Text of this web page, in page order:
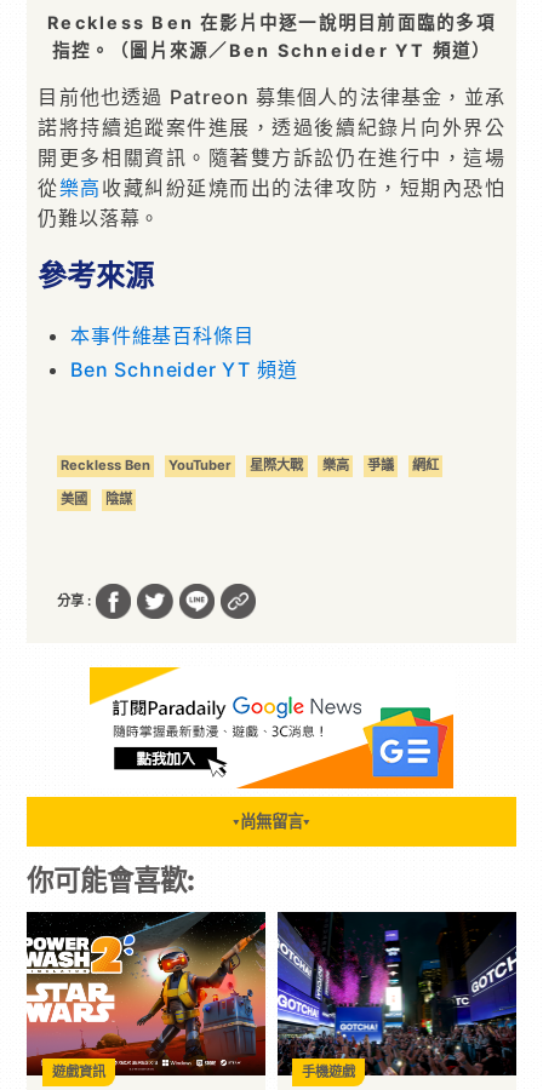
Reckless Ben 在影片中逐一說明目前面臨的多項
指控。（圖片來源／Ben Schneider YT 頻道）
目前他也透過 Patreon 募集個人的法律基金，並承
諾將持續追蹤案件進展，透過後續紀錄片向外界公
開更多相關資訊。隨著雙方訴訟仍在進行中，這場
從樂高 收藏糾紛延燒而出的法律攻防，短期內恐怕
仍難以落幕。
參考來源
本事件維基百科條目
Ben Schneider YT 頻道
Reckless Ben YouTuber 星際大戰 樂高 爭議
網紅
美國
陰謀
分享 :
▼ 尚無留言▼
你可能會喜歡:
遊戲資訊 手機遊戲